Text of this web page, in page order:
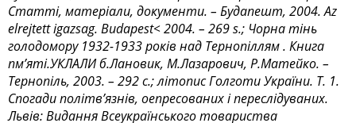
Статті, матеріали, документи. – Будапешт, 2004. Az
elrejtett igazsag. Budapest< 2004. – 269 s.; Чорна тінь
голодомору 1932-1933 років над Тернопіллям . Книга
пм’яті.УКЛАЛИ б.Лановик, М.Лазарович, Р.Матейко. –
Тернопіль, 2003. – 292 с.; літопис Голготи України. Т. 1.
Спогади політв’язнів, оепресованих і переслідуваних.
Львів: Видання Всеукраїнського товариства